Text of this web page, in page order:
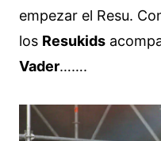
empezar el Resu.
los Resukids
Vader…….